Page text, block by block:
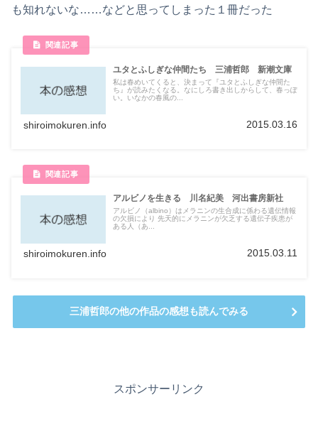
も知れないな……などと思ってしまった１冊だった
ユタとふしぎな仲間たち 三浦哲郎 新潮文庫
私は春めいてくると、決まって『ユタとふしぎな仲間た
ち』が読みたくなる。なにしろ書き出しからして、春っぽ
い。いなかの春風の...
shiroimokuren.info 2015.03.16
アルビノを生きる 川名紀美 河出書房新社
アルビノ（albino）はメラニンの生合成に係わる遺伝情報
の欠損により 先天的にメラニンが欠乏する遺伝子疾患が
ある人（あ...
shiroimokuren.info 2015.03.11
三浦哲郎の他の作品の感想も読んでみる
スポンサーリンク